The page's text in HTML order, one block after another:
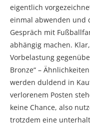
eigentlich
einmal abwenden und
Gespräch mit
abhängig machen.
Vorbelastung
Bronze“ –
werden duldend in
verlorenem Posten
keine Chance, also
trotzdem eine